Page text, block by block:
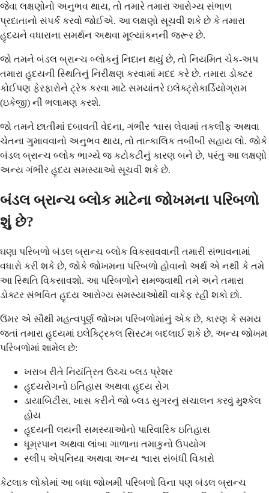
જેવા લક્ષણોનો અનુભવ થાય, તો તમારે તમારા આરોગ્ય સંભાળ
પ્રદાતાનો સંપર્ક કરવો જોઈએ. આ લક્ષણો સૂચવી શકે છે કે તમારા
હૃદયને વધારાના સમર્થન અથવા મૂલ્યાંકનની જરૂર છે.
જો તમને બંડલ બ્રાન્ચ બ્લોકનું નિદાન થયું છે, તો નિયમિત ચેક-અપ
તમારા હૃદયની સ્થિતિનું નિરીક્ષણ કરવામાં મદદ કરે છે. તમારા ડોક્ટર
કોઈપણ ફેરફારોને ટ્રેક કરવા માટે સમયાંતરે ઇલેક્ટ્રોકાર્ડિયોગ્રામ
(ઇકેજી) ની ભલામણ કરશે.
જો તમને છાતીમાં દબાવતી વેદના, ગંભીર શ્વાસ લેવામાં તકલીફ અથવા
ચેતના ગુમાવવાનો અનુભવ થાય, તો તાત્કાલિક તબીબી સહાય લો. જોકે
બંડલ બ્રાન્ચ બ્લોક ભાગ્યે જ કટોકટીનું કારણ બને છે, પરંતુ આ લક્ષણો
અન્ય ગંભીર હૃદય સમસ્યાઓ સૂચવી શકે છે.
બંડલ બ્રાન્ચ બ્લોક માટેના જોખમના પરિબળો
શું છે?
ઘણા પરિબળો બંડલ બ્રાન્ચ બ્લોક વિકસાવવાની તમારી સંભાવનામાં
વધારો કરી શકે છે, જોકે જોખમના પરિબળો હોવાનો અર્થ એ નથી કે તમે
આ સ્થિતિ વિકસાવશો. આ પરિબળોને સમજવાથી તમે અને તમારા
ડોક્ટર સંભવિત હૃદય આરોગ્ય સમસ્યાઓથી વાકેફ રહી શકો છો.
ઉંમર એ સૌથી મહત્વપૂર્ણ જોખમ પરિબળોમાંનું એક છે, કારણ કે સમય
જતાં તમારા હૃદયમાં ઇલેક્ટ્રિકલ સિસ્ટમ બદલાઈ શકે છે. અન્ય જોખમ
પરિબળોમાં શામેલ છે:
ખરાબ રીતે નિયંત્રિત ઉચ્ચ બ્લડ પ્રેશર
હૃદયરોગનો ઇતિહાસ અથવા હૃદય રોગ
ડાયાબિટીસ, ખાસ કરીને જો બ્લડ સુગરનું સંચાલન કરવું મુશ્કેલ
હોય
હૃદયની લયની સમસ્યાઓનો પારિવારિક ઇતિહાસ
ધૂમ્રપાન અથવા લાંબા ગાળાના તમાકુનો ઉપયોગ
સ્લીપ એપનિયા અથવા અન્ય શ્વાસ સંબંધી વિકારો
કેટલાક લોકોમાં આ બધા જોખમી પરિબળો વિના પણ બંડલ બ્રાન્ચ